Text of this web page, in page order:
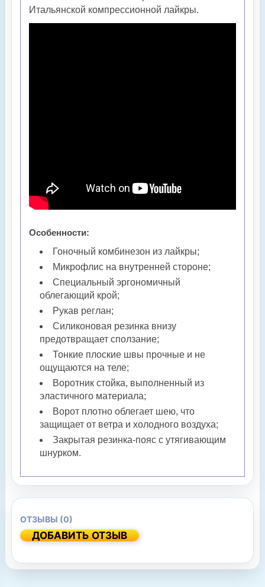
Итальянской компрессионной лайкры.
Особенности:
Гоночный комбинезон из лайкры;
Микрофлис на внутренней стороне;
Специальный эргономичный
облегающий крой;
Рукав реглан;
Силиконовая резинка внизу
предотвращает сползание;
Тонкие плоские швы прочные и не
ощущаются на теле;
Воротник стойка, выполненный из
эластичного материала;
Ворот плотно облегает шею, что
защищает от ветра и холодного воздуха;
Закрытая резинка-пояс с утягивающим
шнурком.
ОТЗЫВЫ (0)
ДОБАВИТЬ ОТЗЫВ